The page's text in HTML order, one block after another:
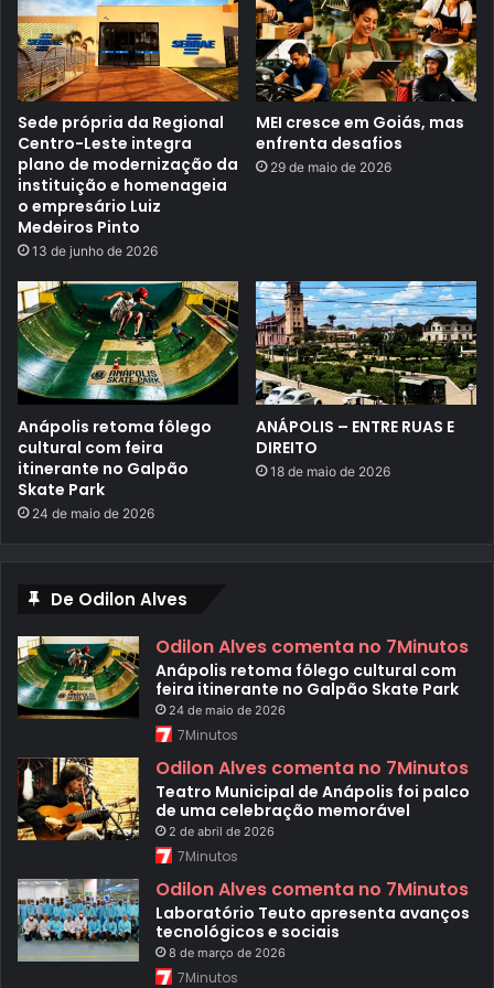
ó
s
d
e
c
i
s
ã
o
d
e
M
o
r
e
s
r
á
c
o
m
i
t
ê
n
a
C
â
m
a
r
a
d
o
s
E
U
A
Sede própria da Regional
Centro-Leste integra
plano de modernização da
instituição e homenageia
o empresário Luiz
Medeiros Pinto
13 de junho de 2026
MEI cresce em Goiás, mas
enfrenta desafios
29 de maio de 2026
Anápolis retoma fôlego
cultural com feira
itinerante no Galpão
Skate Park
24 de maio de 2026
ANÁPOLIS – ENTRE RUAS E
DIREITO
18 de maio de 2026
De Odilon Alves
Odilon Alves comenta no 7Minutos
Anápolis retoma fôlego cultural com
feira itinerante no Galpão Skate Park
24 de maio de 2026
7Minutos
Odilon Alves comenta no 7Minutos
Teatro Municipal de Anápolis foi palco
de uma celebração memorável
2 de abril de 2026
7Minutos
Odilon Alves comenta no 7Minutos
Laboratório Teuto apresenta avanços
tecnológicos e sociais
8 de março de 2026
7Minutos